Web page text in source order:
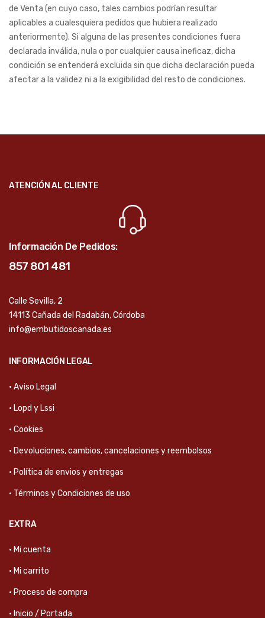
de Venta (en cuyo caso, tales cambios podrían resultar
aplicables a cualesquiera pedidos que hubiera realizado
anteriormente). Si alguna de las presentes condiciones fuera
declarada inválida, nula o por cualquier causa ineficaz, dicha
condición se entenderá excluida sin que dicha declaración pueda
afectar a la validez ni a la exigibilidad del resto de condiciones.
ATENCIÓN AL CLIENTE
Información De Pedidos:
857 801 481
Calle Sevilla, 2
14113 Cañada del Radabán, Córdoba
info@embutidoscanada.es
INFORMACIÓN LEGAL
· Aviso Legal
· Lopd y Lssi
· Cookies
· Devoluciones, cambios, cancelaciones y reembolsos
· Política de envios y entregas
· Términos y Condiciones de uso
EXTRA
· Mi cuenta
· Mi carrito
· Proceso de compra
· Inicio / Portada